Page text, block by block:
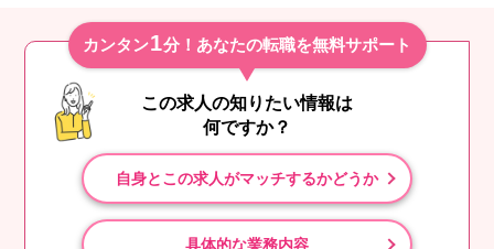
カンタン1分！あなたの転職を無料サポート
この求人の知りたい情報は
何ですか？
自身とこの求人がマッチするかどうか
具体的な業務内容